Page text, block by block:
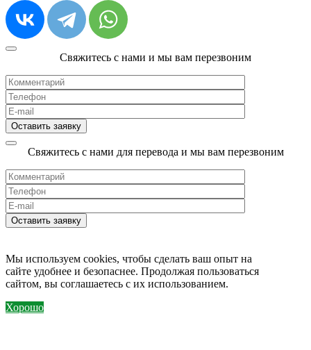
Свяжитесь с нами и мы вам перезвоним
Свяжитесь с нами для перевода и мы вам перезвоним
Мы используем cookies, чтобы сделать ваш опыт на
сайте удобнее и безопаснее. Продолжая пользоваться
сайтом, вы соглашаетесь с их использованием.
Хорошо